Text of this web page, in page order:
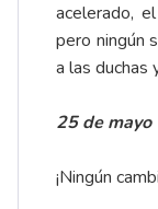
acelerado,
pero ningún
a las duchas
25 de mayo
¡Ningún